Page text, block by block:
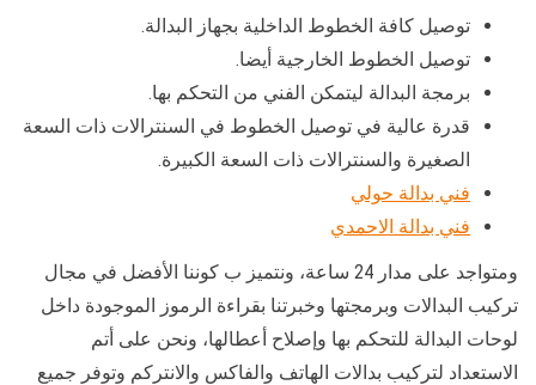
توصيل كافة الخطوط الداخلية بجهاز البدالة.
توصيل الخطوط الخارجية أيضا.
برمجة البدالة ليتمكن الفني من التحكم بها.
قدرة عالية في توصيل الخطوط في السنترالات ذات السعة
الصغيرة والسنترالات ذات السعة الكبيرة.
فني بدالة حولي
فني بدالة الاحمدي
ومتواجد على مدار 24 ساعة، ونتميز ب كوننا الأفضل في مجال
تركيب البدالات وبرمجتها وخبرتنا بقراءة الرموز الموجودة داخل
لوحات البدالة للتحكم بها وإصلاح أعطالها، ونحن على أتم
الاستعداد لتركيب بدالات الهاتف والفاكس والانتركم وتوفر جميع